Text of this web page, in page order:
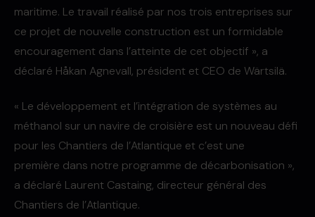
maritime. Le travail réalisé par nos trois entreprises sur
ce projet de nouvelle construction est un formidable
encouragement dans l’atteinte de cet objectif », a
déclaré Håkan Agnevall, président et CEO de Wärtsilä.
« Le développement et l’intégration de systèmes au
méthanol sur un navire de croisière est un nouveau défi
pour les Chantiers de l’Atlantique et c’est une
première dans notre programme de décarbonisation »,
a déclaré Laurent Castaing, directeur général des
Chantiers de l’Atlantique.